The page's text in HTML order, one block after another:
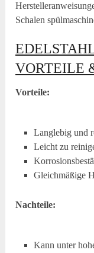
Schalen
VORTEILE
Vorteile:
Langlebig und
Leicht zu
Gleichmäßige
Nachteile:
Kann unter